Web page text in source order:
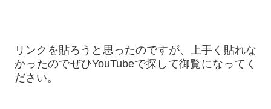
リンクを貼ろうと思ったのですが、上手く貼れな
かったのでぜひYouTubeで探して御覧になってく
ださい。